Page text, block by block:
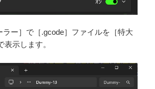
ラー］で［.gcode］ファイルを［特大
表示します。